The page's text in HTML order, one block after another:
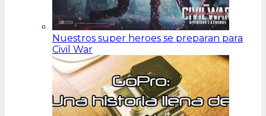
Nuestros super heroes se preparan para
Civil War